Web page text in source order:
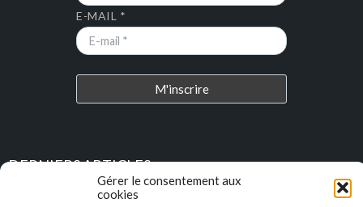
Gérer le consentement aux
cookies
E-MAIL *
DERNIERS ARTICLES